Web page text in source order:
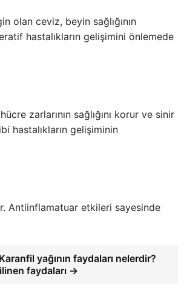
olan ceviz, beyin sağlığının
hastalıkların gelişimini önlemede
zarlarının sağlığını korur ve sinir
hastalıkların gelişiminin
Antiinflamatuar etkileri sayesinde
yağının faydaları nelerdir?
faydaları →